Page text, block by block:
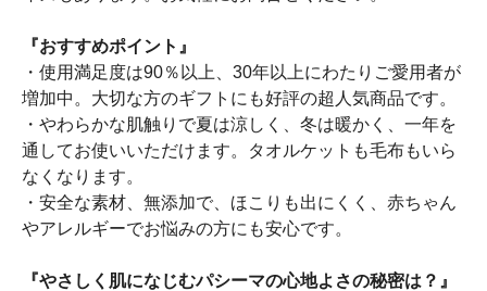
『おすすめポイント』
・使用満足度は90％以上、30年以上にわたりご愛用者が
増加中。大切な方のギフトにも好評の超人気商品です。
・やわらかな肌触りで夏は涼しく、冬は暖かく、一年を
通してお使いいただけます。タオルケットも毛布もいら
なくなります。
・安全な素材、無添加で、ほこりも出にくく、赤ちゃん
やアレルギーでお悩みの方にも安心です。
『やさしく肌になじむパシーマの心地よさの秘密は？』